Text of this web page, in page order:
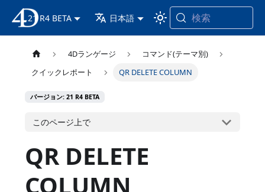
4D ドキュメンテーション
21 R4 BETA 日本語 検索
4Dランゲージ
コマンド(テーマ別)
クイックレポート
QR DELETE COLUMN
バージョン: 21 R4 BETA
このページ上で
QR DELETE
COLUMN